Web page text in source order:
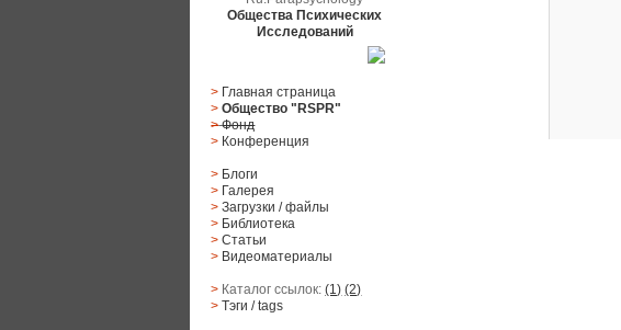
Общества Психических
Исследований
> Главная страница
> Общество "RSPR"
> Фонд
> Конференция
> Блоги
> Галерея
> Загрузки/файлы
> Библиотека
> Статьи
> Видеоматериалы
> Каталог ссылок:(1) (2)
> Тэги/ tags